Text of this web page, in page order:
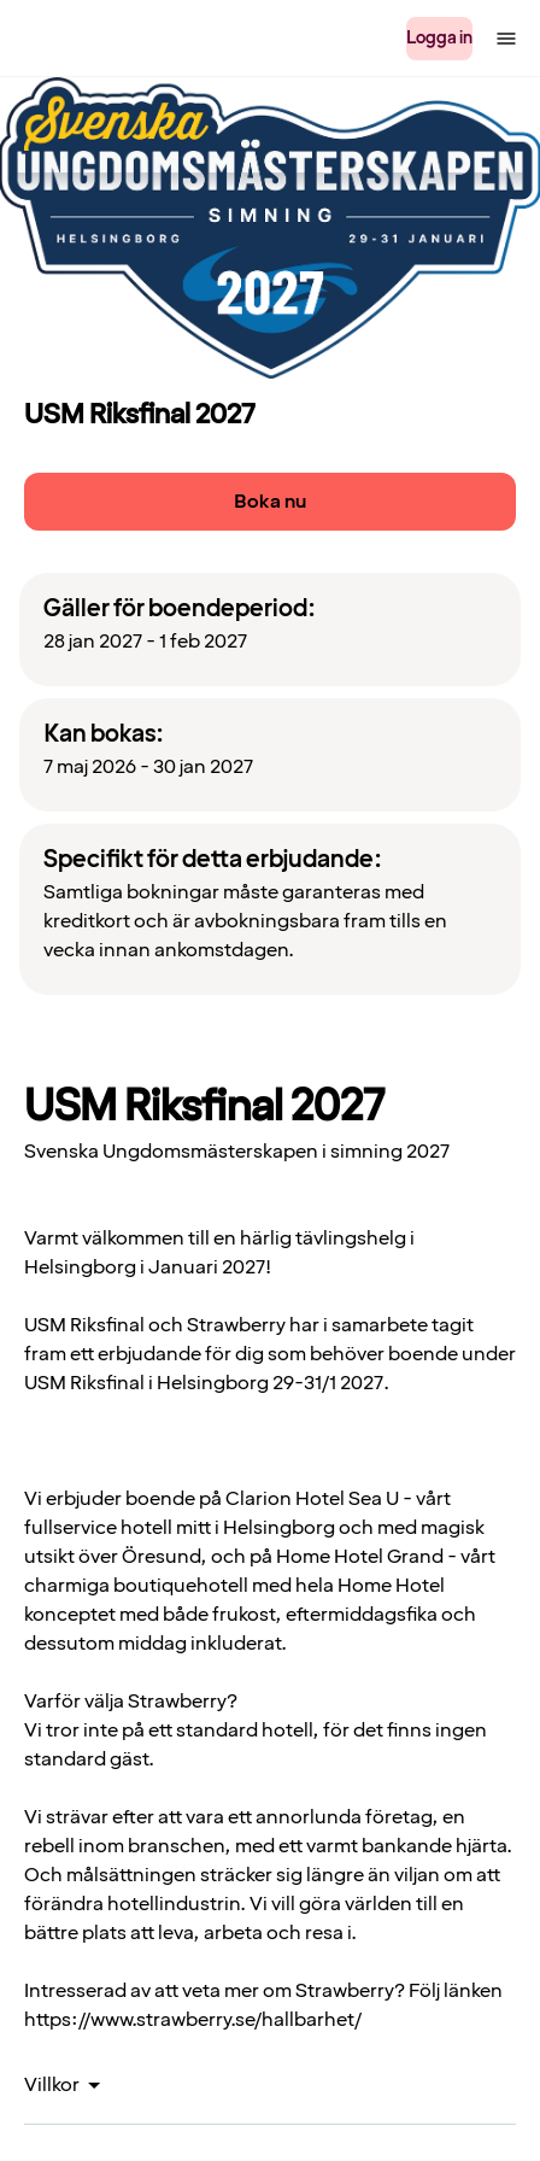
Logga in
USM Riksfinal 2027
Boka nu
Gäller för boendeperiod:
28 jan 2027 - 1 feb 2027
Kan bokas:
7 maj 2026 - 30 jan 2027
Specifikt för detta erbjudande:
Samtliga bokningar måste garanteras med
kreditkort och är avbokningsbara fram tills en
vecka innan ankomstdagen.
USM Riksfinal 2027
Svenska Ungdomsmästerskapen i simning 2027
Varmt välkommen till en härlig tävlingshelg i
Helsingborg i Januari 2027!
USM Riksfinal och Strawberry har i samarbete tagit
fram ett erbjudande för dig som behöver boende under
USM Riksfinal i Helsingborg 29-31/1 2027.
Vi erbjuder boende på Clarion Hotel Sea U - vårt
fullservice hotell mitt i Helsingborg och med magisk
utsikt över Öresund, och på Home Hotel Grand - vårt
charmiga boutiquehotell med hela Home Hotel
konceptet med både frukost, eftermiddagsfika och
dessutom middag inkluderat.
Varför välja Strawberry?
Vi tror inte på ett standard hotell, för det finns ingen
standard gäst.
Vi strävar efter att vara ett annorlunda företag, en
rebell inom branschen, med ett varmt bankande hjärta.
Och målsättningen sträcker sig längre än viljan om att
förändra hotellindustrin. Vi vill göra världen till en
bättre plats att leva, arbeta och resa i.
Intresserad av att veta mer om Strawberry? Följ länken
https://www.strawberry.se/hallbarhet/
Villkor